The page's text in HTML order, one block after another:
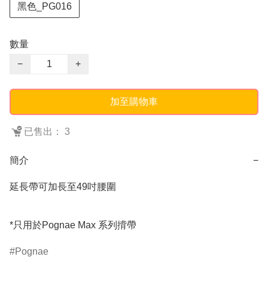
黑色_PG016
數量
−
+
加至購物車
已售出： 3
簡介 −
延長帶可加長至49吋腰圍
*只用於Pognae Max 系列揹帶
Pognae